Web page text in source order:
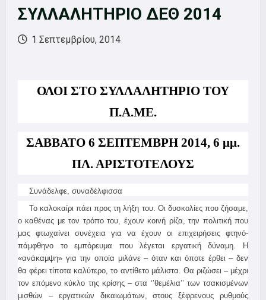
ΣΥΛΛΑΛΗΤΗΡΙΟ ΔΕΘ 2014
1 Σεπτεμβρίου, 2014
ΟΛΟΙ ΣΤΟ ΣΥΛΛΑΛΗΤΗΡΙΟ ΤΟΥ
Π.Α.ΜΕ.
ΣΑΒΒΑΤΟ 6 ΣΕΠΤΕΜΒΡΗ 2014, 6 μμ.
ΠΛ. ΑΡΙΣΤΟΤΕΛΟΥΣ
Συνάδελφε, συναδέλφισσα
Το καλοκαίρι πάει προς τη λήξη του. Οι δυσκολίες που ζήσαμε,
ο καθένας με τον τρόπο του, έχουν κοινή ρίζα, την πολιτική που
μας φτωχαίνει συνέχεια για να έχουν οι επιχειρήσεις φτηνό-
πάμφθηνο το εμπόρευμα που λέγεται εργατική δύναμη. Η
«ανάκαμψη» για την οποία μιλάνε – όταν και όποτε έρθει – δεν
θα φέρει τίποτα καλύτερο, το αντίθετο μάλιστα. Θα ριζώσει – μέχρι
τον επόμενο κύκλο της κρίσης – στα ‘’θεμέλια’’ των τσακισμένων
μισθών – εργατικών δικαιωμάτων, στους ξέφρενους ρυθμούς